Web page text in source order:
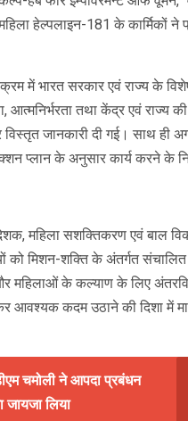
हेल्पलाइन-181 के कार्मिकों ने
में भारत सरकार एवं राज्य के
आत्मनिर्भरता तथा केंद्र एवं राज्य
विस्तृत जानकारी दी गई। साथ ही
प्लान के अनुसार कार्य करने के
महिला सशक्तिकरण एवं बाल
को मिशन-शक्ति के अंतर्गत
महिलाओं के कल्याण के लिए
आवश्यक कदम उठाने की दिशा में
चमोली ने आपदा प्रबंधन
जायजा लिया